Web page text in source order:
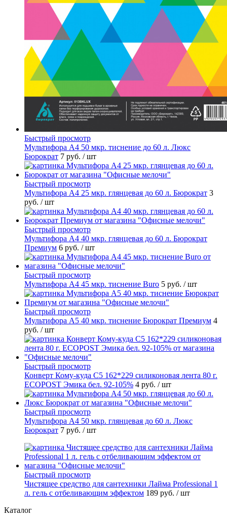
Быстрый просмотр
Мультифора А4 50 мкр. тиснение до 60 л. Люкс
Бюрократ 7 руб. / шт
Быстрый просмотр
Мультифора А4 25 мкр. глянцевая до 60 л. Бюрократ 3
руб. / шт
Быстрый просмотр
Мультифора А4 40 мкр. глянцевая до 60 л. Бюрократ
Премиум 6 руб. / шт
Быстрый просмотр
Мультифора А4 45 мкр. тиснение Buro 5 руб. / шт
Быстрый просмотр
Мультифора А5 40 мкр. тиснение Бюрократ Премиум 4
руб. / шт
Быстрый просмотр
Конверт Кому-куда С5 162*229 силиконовая лента 80 г.
ECOPOST Эмика бел. 92-105% 4 руб. / шт
Быстрый просмотр
Мультифора А4 50 мкр. глянцевая до 60 л. Люкс
Бюрократ 7 руб. / шт
Быстрый просмотр
Чистящее средство для сантехники Лайма Professional 1
л. гель с отбеливающим эффектом 189 руб. / шт
Каталог